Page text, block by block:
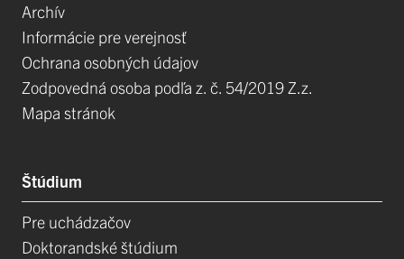
Archív
Informácie pre verejnosť
Ochrana osobných údajov
Zodpovedná osoba podľa z. č. 54/2019 Z.z.
Mapa stránok
Štúdium
Pre uchádzačov
Doktorandské štúdium